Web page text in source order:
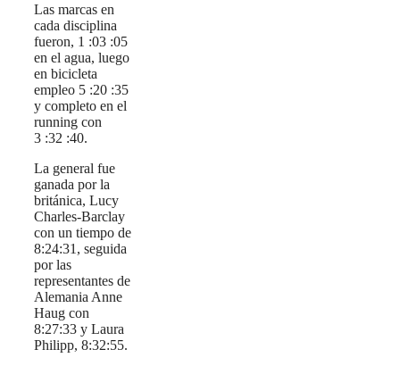
Las marcas en
cada disciplina
fueron, 1 :03 :05
en el agua, luego
en bicicleta
empleo 5 :20 :35
y completo en el
running con
3 :32 :40.
La general fue
ganada por la
británica, Lucy
Charles-Barclay
con un tiempo de
8:24:31, seguida
por las
representantes de
Alemania Anne
Haug con
8:27:33 y Laura
Philipp, 8:32:55.